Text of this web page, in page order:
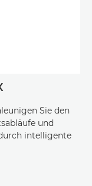
Sie den
und
intelligente